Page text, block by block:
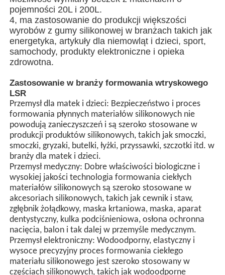
Wycieczka po fabryce
Kontrola jakości
Skontaktuj się z nami
Aktualności
Wszystkie przypadki
Poprosić o wycenę
Maszyna do formowania wtryskowego Lsr
maszyna do formowania wtryskowego silikonu
pojemności 20L i 200L.
4, ma zastosowanie do produkcji większości
wyrobów z gumy silikonowej w branżach takich jak
energetyka, artykuły dla niemowląt i dzieci, sport,
samochody, produkty elektroniczne i opieka
zdrowotna.
Zastosowanie w branży formowania wtryskowego
LSR
Przemysł dla matek i dzieci: Bezpieczeństwo i proces
formowania płynnych materiałów silikonowych nie
powodują zanieczyszczeń i są szeroko stosowane w
produkcji produktów silikonowych, takich jak smoczki,
smoczki, gryzaki, butelki, łyżki, przyssawki, szczotki itd. w
branży dla matek i dzieci.
Przemysł medyczny: Dobre właściwości biologiczne i
wysokiej jakości technologia formowania ciekłych
materiałów silikonowych są szeroko stosowane w
akcesoriach silikonowych, takich jak cewnik i staw,
zgłębnik żołądkowy, maska ​​krtaniowa, maska, aparat
dentystyczny, kulka podciśnieniowa, osłona ochronna
nacięcia, balon i tak dalej w przemyśle medycznym.
Przemysł elektroniczny: Wodoodporny, elastyczny i
wysoce precyzyjny proces formowania ciekłego
materiału silikonowego jest szeroko stosowany w
częściach silikonowych, takich jak wodoodporne